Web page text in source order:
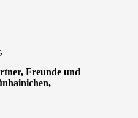
Freunde und